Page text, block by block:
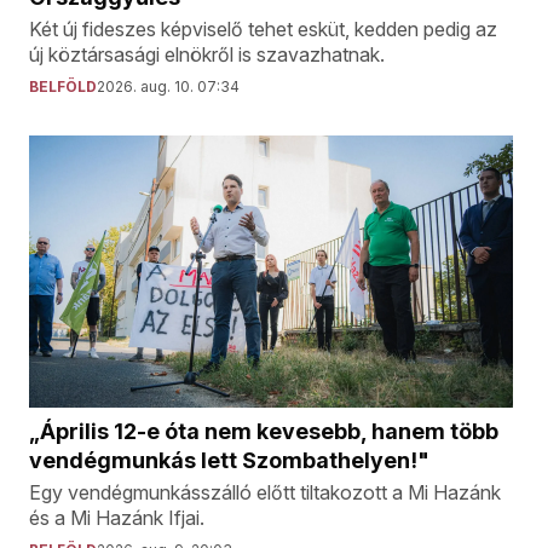
Két új fideszes képviselő tehet esküt, kedden pedig az
új köztársasági elnökről is szavazhatnak.
BELFÖLD2026. aug. 10. 07:34
„Április 12-e óta nem kevesebb, hanem több
vendégmunkás lett Szombathelyen!"
Egy vendégmunkásszálló előtt tiltakozott a Mi Hazánk
és a Mi Hazánk Ifjai.